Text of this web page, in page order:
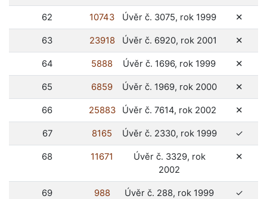
62 10743 Úvěr č. 3075, rok 1999 ✕
63 23918 Úvěr č. 6920, rok 2001 ✕
64 5888 Úvěr č. 1696, rok 1999 ✕
65 6859 Úvěr č. 1969, rok 2000 ✕
66 25883 Úvěr č. 7614, rok 2002 ✕
67 8165 Úvěr č. 2330, rok 1999 ✓ano
68 11671
Úvěr č. 3329, rok
2002
✕
69 988 Úvěr č. 288, rok 1999 ✓ano